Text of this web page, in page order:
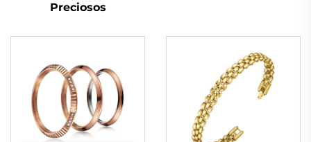
Preciosos